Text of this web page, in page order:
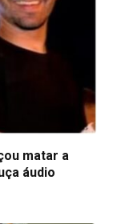
matar a
áudio